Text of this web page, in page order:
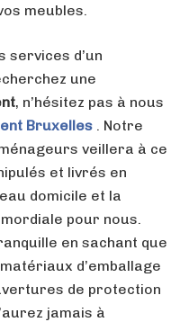
meubles.
services d’un
une
, n’hésitez pas à nous
Bruxelles
. Notre
veillera à ce
et livrés en
domicile et la
pour nous.
en sachant que
d’emballage
de protection
jamais à